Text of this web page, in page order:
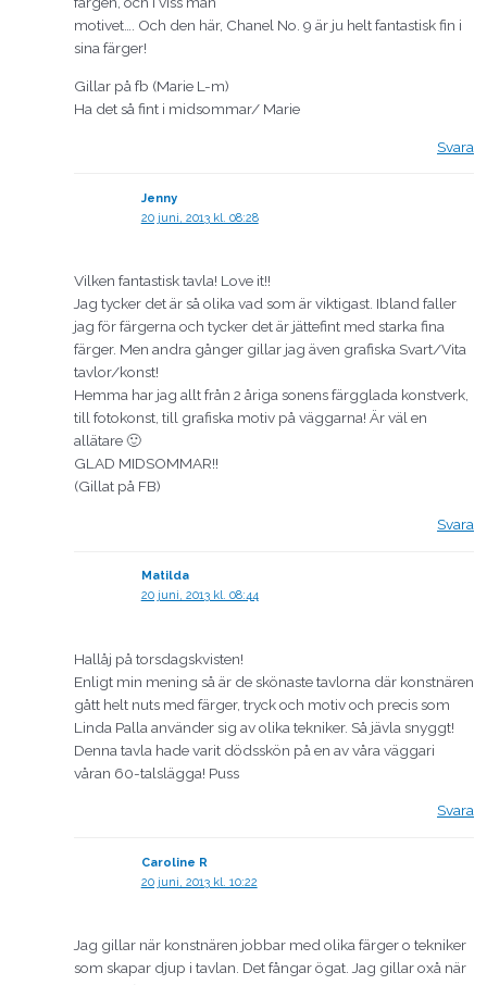
motivet…. Och den här, Chanel No. 9 är ju helt fantastisk fin i
sina färger!
Gillar på fb (Marie L-m)
Ha det så fint i midsommar/ Marie
Svara
Jenny
20 juni, 2013 kl. 08:28
Vilken fantastisk tavla! Love it!!
Jag tycker det är så olika vad som är viktigast. Ibland faller
jag för färgerna och tycker det är jättefint med starka fina
färger. Men andra gånger gillar jag även grafiska Svart/Vita
tavlor/konst!
Hemma har jag allt från 2 åriga sonens färgglada konstverk,
till fotokonst, till grafiska motiv på väggarna! Är väl en
allätare 🙂
GLAD MIDSOMMAR!!
(Gillat på FB)
Svara
Matilda
20 juni, 2013 kl. 08:44
Hallåj på torsdagskvisten!
Enligt min mening så är de skönaste tavlorna där konstnären
gått helt nuts med färger, tryck och motiv och precis som
Linda Palla använder sig av olika tekniker. Så jävla snyggt!
Denna tavla hade varit dödsskön på en av våra väggari
våran 60-talslägga! Puss
Svara
Caroline R
20 juni, 2013 kl. 10:22
Jag gillar när konstnären jobbar med olika färger o tekniker
som skapar djup i tavlan. Det fångar ögat. Jag gillar oxå när